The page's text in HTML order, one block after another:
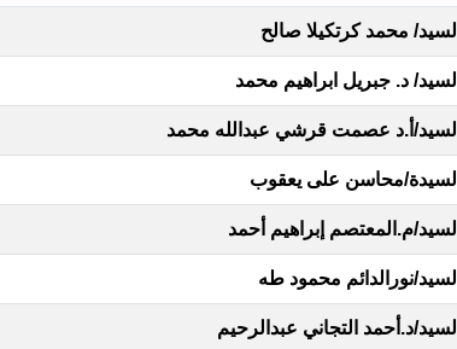
السيد/ محمد كرتكيلا صالح
السيد/ د. جبريل ابراهيم محمد
السيد/أ.د عصمت قرشي عبدالله محمد
السيدة/محاسن على يعقوب
السيد/م.المعتصم إبراهيم أحمد
السيد/نورالدائم محمود طه
السيد/د.أحمد التجاني عبدالرحيم